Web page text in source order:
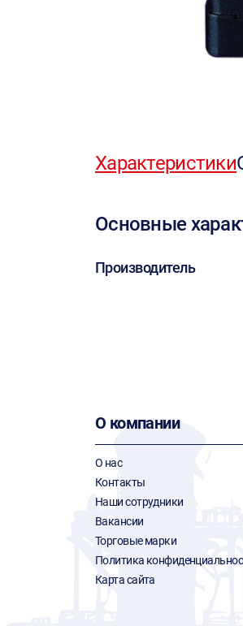
Характеристики
Основные
Производитель
О компании
О нас
Контакты
Наши сотрудники
Вакансии
Торговые марки
Политика
Карта сайта